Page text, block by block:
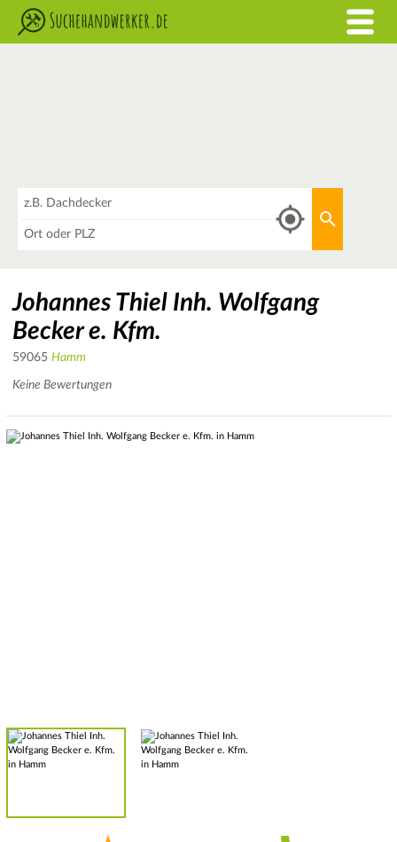
Johannes Thiel Inh. Wolfgang
Becker e. Kfm.
59065 Hamm
Keine Bewertungen